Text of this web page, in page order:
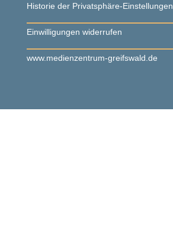
Historie der Privatsphäre-Einstellungen
Einwilligungen widerrufen
www.medienzentrum-greifswald.de